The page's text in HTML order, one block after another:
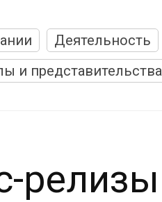
Деятельность
и представительства
релизы